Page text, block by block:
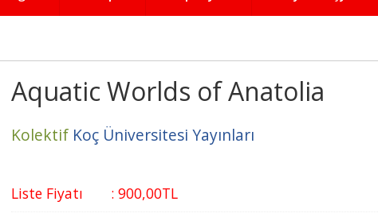
Aquatic Worlds of Anatolia
Kolektif Koç Üniversitesi Yayınları
Liste Fiyatı : 900,00TL